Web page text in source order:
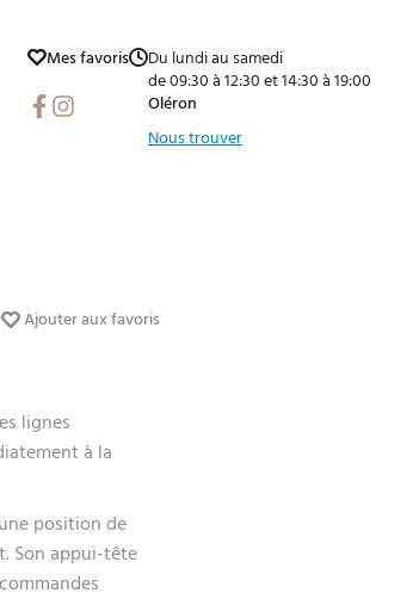
Mes favoris
Facebook
Instagram
Du lundi au samedi
de 09:30 à 12:30 et 14:30 à 19:00
Oléron
Nous trouver
Ajouter aux favoris
lignes
à la
position de
Son appui-tête